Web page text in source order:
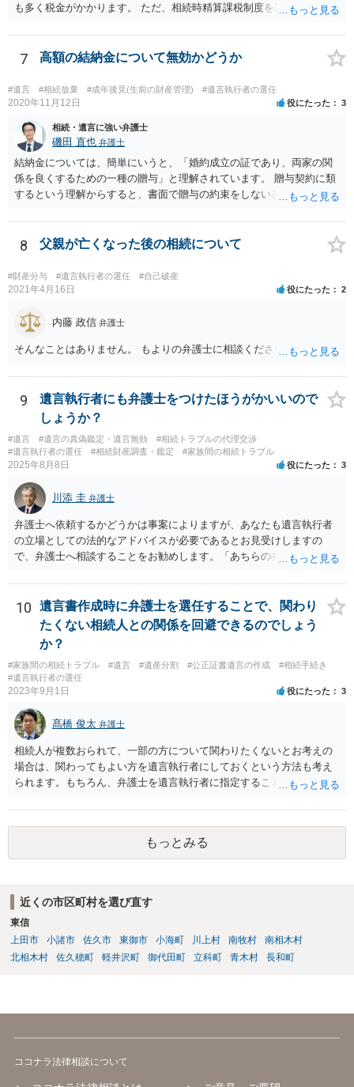
も多く税金がかかります。 ただ、相続時精算課税制度を取れば、実質
ういう場合にどれくらい税金がかかるか計算してもらって どういう方
針を取るか決められたらよいと思います。
7 高額の結納金について無効かどうか
#遺言 #相続放棄 #成年後見(生前の財産管理) #遺言執行者の選任
2020年11月12日 役にたった 3
相続・遺言に強い弁護士
磯田 直也 弁護士
結納金については、簡単にいうと、「婚約成立の証であり、両家の関
係を良くするための一種の贈与」と理解されています。 贈与契約に類
するという理解からすると、書面で贈与の約束をしないと相手方は支
ことは困難です。 くれぐれも今後お気をつけください。 弁護士に対応
を依頼されるのも悪くはありませんが、感情的な理由が強いと思いま
8 父親が亡くなった後の相続について
#財産分与 #遺言執行者の選任 #自己破産
2021年4月16日 役にたった 2
内藤 政信 弁護士
そんなことはありません。 もよりの弁護士に相談ください。
9
遺言執行者にも弁護士をつけたほうがかいいので
しょうか？
#遺言 #遺言の真偽鑑定・遺言無効
#相続トラブルの代理交渉
#遺言執行者の選任
#相続財産調査・鑑定 #家族間の相続トラブル
2025年8月8日 役にたった 3
川添 圭 弁護士
弁護士へ依頼するかどうかは事案によりますが、あなたも遺言執行者
の立場としての法的なアドバイスが必要であるとお見受けしますの
で、弁護士へ相談することをお勧めします。「あちらの弁護士」（元
誘導しかしてこないと思います。
10
遺言書作成時に弁護士を選任することで、関わり
たくない相続人との関係を回避できるのでしょう
か？
#家族間の相続トラブル #遺言 #遺産分割 #公正証書遺言の作成
#相続手続き
#遺言執行者の選任
2023年9月1日 役にたった 3
髙橋 俊太 弁護士
相続人が複数おられて、一部の方について関わりたくないとお考えの
場合は、関わってもよい方を遺言執行者にしておくという方法も考え
られます。もちろん、弁護士を遺言執行者に指定することもできます
方に再委任の権限を付与しておくという方法もあります。 一度、弁護
士に直接ご相談されることをお勧めいたします。
もっとみる
近くの市区町村を選び直す
東信
上田市
小諸市 佐久市 東御市 小海町 川上村 南牧村
南相木村
北相木村
佐久穂町 軽井沢町 御代田町 立科町 青木村 長和町
ココナラ法律相談について